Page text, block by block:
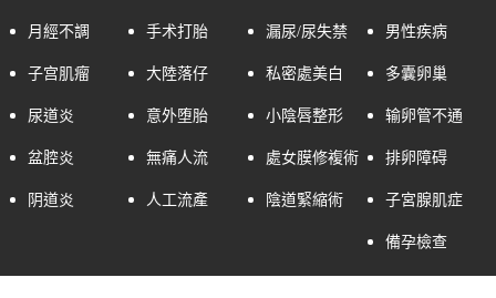
月經不調
子宫肌瘤
尿道炎
盆腔炎
阴道炎
手术打胎
大陸落仔
意外堕胎
無痛人流
人工流產
漏尿/尿失禁
私密處美白
小陰唇整形
處女膜修複術
陰道緊縮術
男性疾病
多囊卵巢
输卵管不通
排卵障碍
子宮腺肌症
備孕檢查